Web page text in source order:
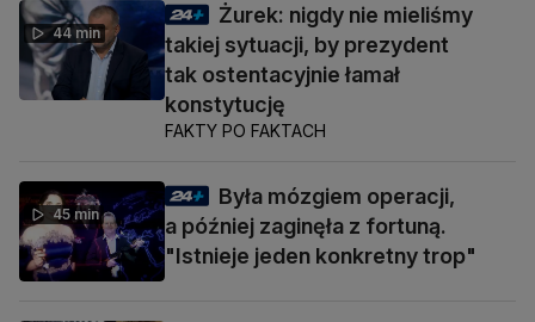
44 min
Żurek: nigdy nie mieliśmy
takiej sytuacji, by prezydent
tak ostentacyjnie łamał
konstytucję
FAKTY PO FAKTACH
45 min
Była mózgiem operacji,
a później zaginęła z fortuną.
"Istnieje jeden konkretny trop"